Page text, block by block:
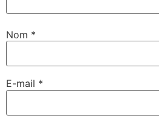
Nom *
E-mail *